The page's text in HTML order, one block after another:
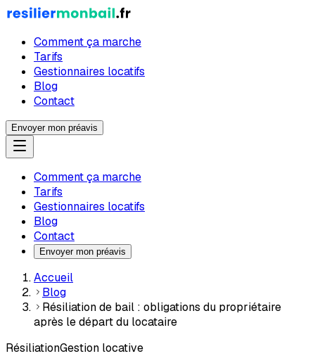
Comment ça marche
Tarifs
Gestionnaires locatifs
Blog
Contact
Envoyer mon préavis
Comment ça marche
Tarifs
Gestionnaires locatifs
Blog
Contact
Envoyer mon préavis
Accueil
Blog
Résiliation de bail : obligations du propriétaire
après le départ du locataire
RésiliationGestion locative